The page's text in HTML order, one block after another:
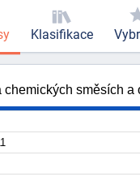
směsích
Klasifikace